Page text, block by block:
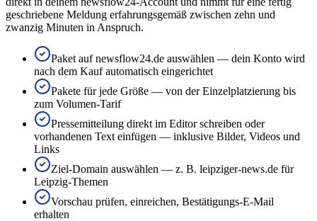
geschriebene Meldung erfahrungsgemäß zwischen zehn und
zwanzig Minuten in Anspruch.
Paket auf newsflow24.de auswählen — dein Konto wird
nach dem Kauf automatisch eingerichtet
Pakete für jede Größe — von der Einzelplatzierung bis
zum Volumen-Tarif
Pressemitteilung direkt im Editor schreiben oder
vorhandenen Text einfügen — inklusive Bilder, Videos und
Links
Ziel-Domain auswählen — z. B. leipziger-news.de für
Leipzig-Themen
Vorschau prüfen, einreichen, Bestätigungs-E-Mail
erhalten